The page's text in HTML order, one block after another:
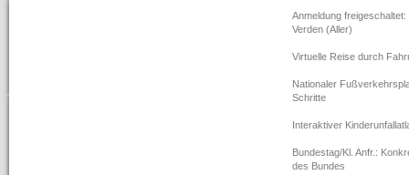
Anmeldung
Verden (Aller)
Virtuelle Reise durch
Nationaler
Schritte
Interaktiver
Bundestag/Kl. Anfr.:
des Bundes